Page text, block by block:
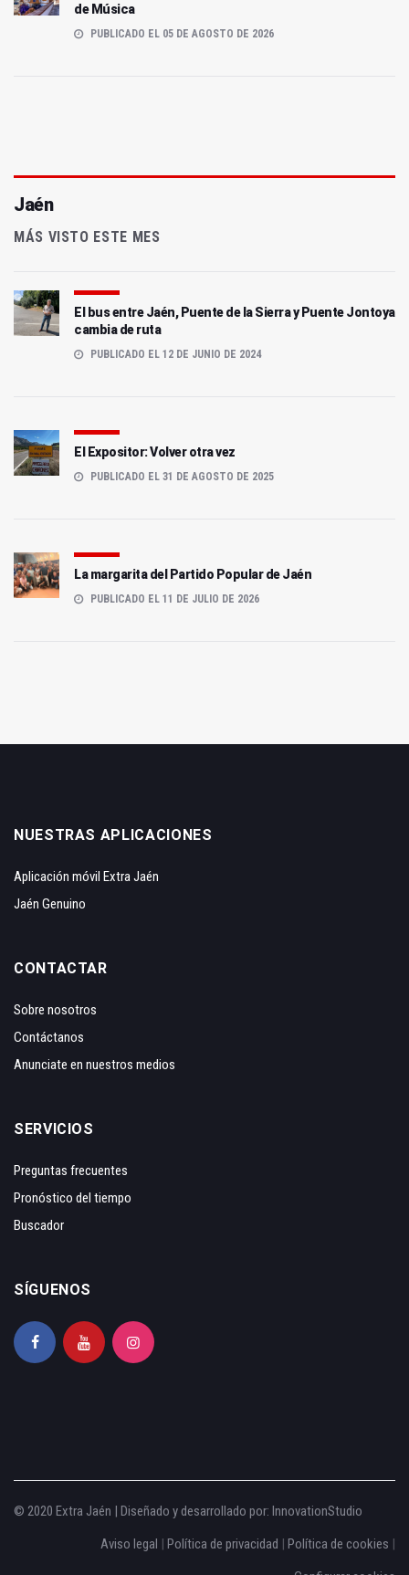
de Música
PUBLICADO EL 05 DE AGOSTO DE 2026
Jaén
MÁS VISTO ESTE MES
El bus entre Jaén, Puente de la Sierra y Puente Jontoya
cambia de ruta
PUBLICADO EL 12 DE JUNIO DE 2024
El Expositor: Volver otra vez
PUBLICADO EL 31 DE AGOSTO DE 2025
La margarita del Partido Popular de Jaén
PUBLICADO EL 11 DE JULIO DE 2026
NUESTRAS APLICACIONES
Aplicación móvil Extra Jaén
Jaén Genuino
CONTACTAR
Sobre nosotros
Contáctanos
Anunciate en nuestros medios
SERVICIOS
Preguntas frecuentes
Pronóstico del tiempo
Buscador
SÍGUENOS
© 2020 Extra Jaén | Diseñado y desarrollado por: InnovationStudio
Aviso legal | Política de privacidad | Política de cookies |